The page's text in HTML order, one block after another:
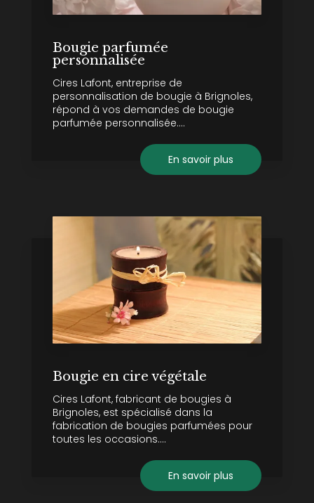
Bougie parfumée
personnalisée
Cires Lafont, entreprise de
personnalisation de bougie à Brignoles,
répond à vos demandes de bougie
parfumée personnalisée....
En savoir plus
Bougie en cire végétale
Cires Lafont, fabricant de bougies à
Brignoles, est spécialisé dans la
fabrication de bougies parfumées pour
toutes les occasions....
En savoir plus